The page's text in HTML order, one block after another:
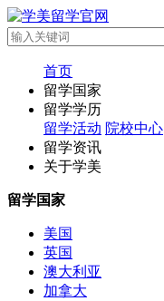
首页
留学国家
留学学历
留学活动 院校中心
留学资讯
关于学美
留学国家
美国
英国
澳大利亚
加拿大